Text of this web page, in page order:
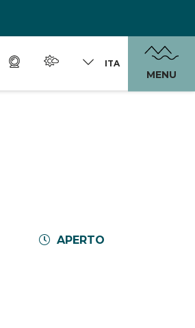
ITA
MENU
APERTO